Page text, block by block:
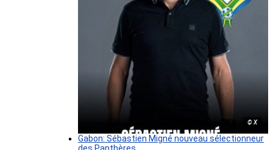
© X
Gabon: Sébastien Migné nouveau sélectionneur